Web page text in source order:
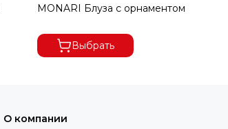
MONARI Блуза с орнаментом
Выбрать
О компании